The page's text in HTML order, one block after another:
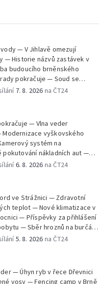
— V Jihlavě omezují
— Historie názvů zastávek v
budoucího brněnského
pokračuje — Soud se
baru — Odložení bourání
— Začal 7. ročník festivalu
Přestavba mostu v Hodoníně
7. 8. 2026 na ČT24
— Vlna veder
vyškovského
systém na
pokutování nákladních aut —
budovy ve Zlíně — Případ
— Výstraha před
hostí Mezinárodní kytarový
po kousnutí netopýrem
6. 8. 2026 na ČT24
ve Strážnici — Zdravotní
teplot — Nové klimatizace v
— Příspěvky za přihlášení
— Sběr hroznů na burčák
oprav vedení — Skončil termín
— Vyschlá koryta potoků —
na Brněnsku
5. 8. 2026 na ČT24
— Úhyn ryb v řece Dřevnici
vosy — Fencing camp v Brně